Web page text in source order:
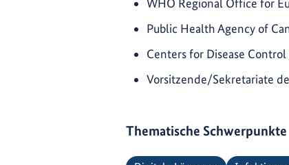
WHO Regional Office for
Public Health Agency of
Centers for Disease
Vorsitzende/Sekretariate
Thematische Schwerpunkte